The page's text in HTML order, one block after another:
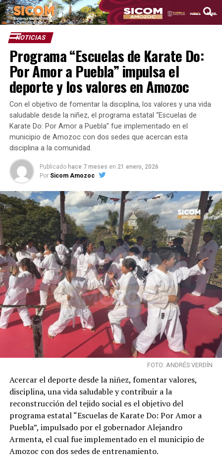
NOTICIAS
Programa “Escuelas de Karate Do:
Por Amor a Puebla” impulsa el
deporte y los valores en Amozoc
Con el objetivo de fomentar la disciplina, los valores y una vida
saludable desde la niñez, el programa estatal “Escuelas de
Karate Do: Por Amor a Puebla” fue implementado en el
municipio de Amozoc con dos sedes que acercan esta
disciplina a la comunidad.
Publicado hace 7 meses en 21 enero, 2026
Por Sicom Amozoc
FOTO: ANDRÉS VERDÍN
Acercar el deporte desde la niñez, fomentar valores,
disciplina, una vida saludable y contribuir a la
reconstrucción del tejido social es el objetivo del
programa estatal “Escuelas de Karate Do: Por Amor a
Puebla”, impulsado por el gobernador Alejandro
Armenta, el cual fue implementado en el municipio de
Amozoc con dos sedes de entrenamiento.